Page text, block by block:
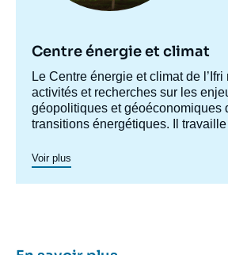
Centre énergie et climat
Accroche
centre
Le Centre énergie et climat de l’Ifri
activités et recherches sur les
géopolitiques et géoéconomiques
transitions énergétiques. Il
compétitivité, de maîtrise des
valeur, et d'acceptabilité.
l’étude des politiques
énergétiques et climatiques des
Voir plus